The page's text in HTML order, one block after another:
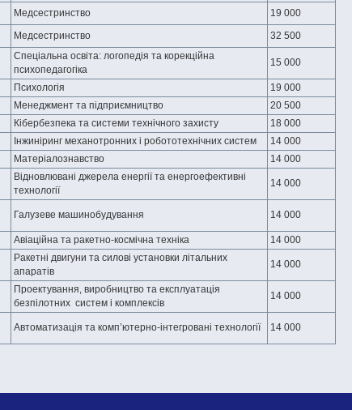
Медсестринство
19 000
Медсестринство 32 500
Спеціальна освіта: логопедія та корекційна
психопедагогіка
15 000
Психологія
19 000
Менеджмент та підприємництво
20 500
Кібербезпека та системи технічного захисту
18 000
Інжиніринг механотронних і робототехнічних систем
14 000
Матеріалознавство 14 000
Відновлювані джерела енергії та енергоефективні
технології
14 000
Галузеве машинобудування 14 000
Авіаційна та ракетно-космічна техніка 14 000
Ракетні двигуни та силові установки літальних
апаратів
14 000
Проектування, виробництво та експлуатація
безпілотних систем і комплексів
14 000
Автоматизація та комп’ютерно-інтегровані технології 14 000